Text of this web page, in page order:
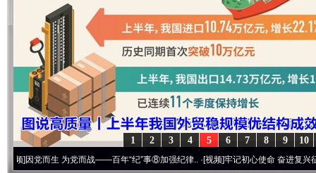
10
9
8
7
6
5
4
3
2
1
生 为党而战——百年“纪”事⑧加强纪律..·[视频]牢记初心使命 奋进复兴征程丨“转折